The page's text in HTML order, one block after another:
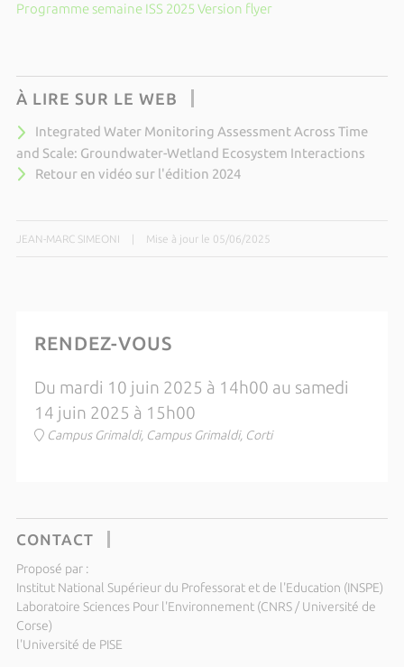
Programme semaine ISS 2025 Version flyer
À LIRE SUR LE WEB
Integrated Water Monitoring Assessment Across Time
and Scale: Groundwater-Wetland Ecosystem Interactions
Retour en vidéo sur l'édition 2024
JEAN-MARC SIMEONI Mise à jour le 05/06/2025
RENDEZ-VOUS
Du mardi 10 juin 2025 à 14h00 au samedi
14 juin 2025 à 15h00
Campus Grimaldi, Campus Grimaldi, Corti
CONTACT
Proposé par :
Institut National Supérieur du Professorat et de l'Education (INSPE)
Laboratoire Sciences Pour l'Environnement (CNRS / Université de
Corse)
l'Université de PISE